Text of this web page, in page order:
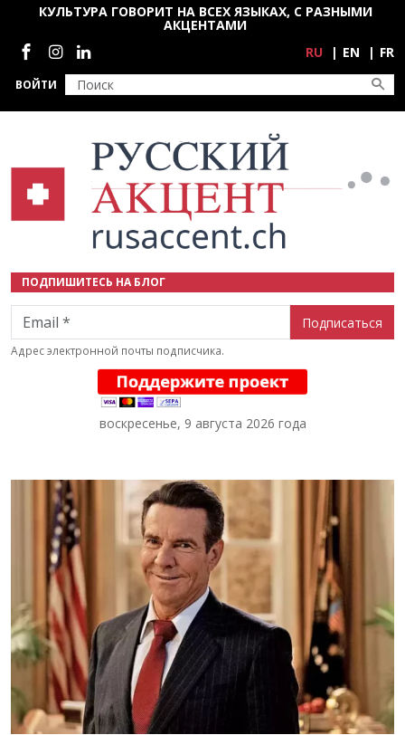
Перейти к основному содержанию
ВОЙТИ
КУЛЬТУРА ГОВОРИТ НА ВСЕХ ЯЗЫКАХ, С РАЗНЫМИ
АКЦЕНТАМИ
Социальные сети
RU EN FR
ПОДПИШИТЕСЬ НА БЛОГ
Email
Адрес электронной почты подписчика.
воскресенье, 9 августа 2026 года